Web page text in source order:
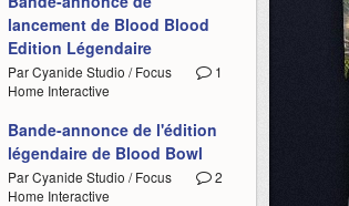
lancement de Blood Blood
Edition Légendaire
1
Par Cyanide Studio / Focus
Home Interactive
Bande-annonce de l'édition
légendaire de Blood Bowl
2
Par Cyanide Studio / Focus
Home Interactive